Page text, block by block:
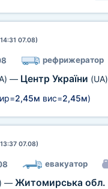
07.08)
рефрижератор
— Центр України (UA)
2,45м вис=2,45м)
07.08)
евакуатор
— Житомирська обл.